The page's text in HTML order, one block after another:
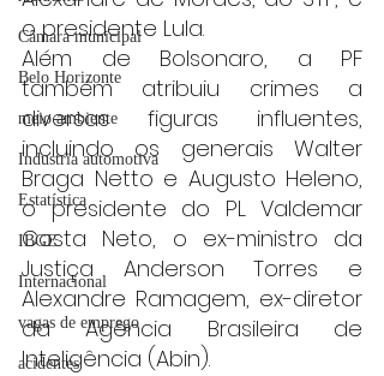
Câmara municipal
Belo Horizonte
meio ambiente
Industria automotiva
Estatística
IBGE
Internacional
vagas de emprego
acidentes
o presidente Lula.
Além de Bolsonaro, a PF
também atribuiu crimes a
diversas figuras influentes,
incluindo os generais Walter
Braga Netto e Augusto Heleno,
o presidente do PL Valdemar
Costa Neto, o ex-ministro da
Justiça Anderson Torres e
Alexandre Ramagem, ex-diretor
da Agência Brasileira de
Inteligência (Abin).